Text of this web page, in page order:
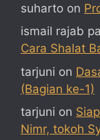
suharto on
ismail rajab
Cara Shalat
tarjuni on
(Bagian ke-1)
tarjuni on
Nimr, tokoh